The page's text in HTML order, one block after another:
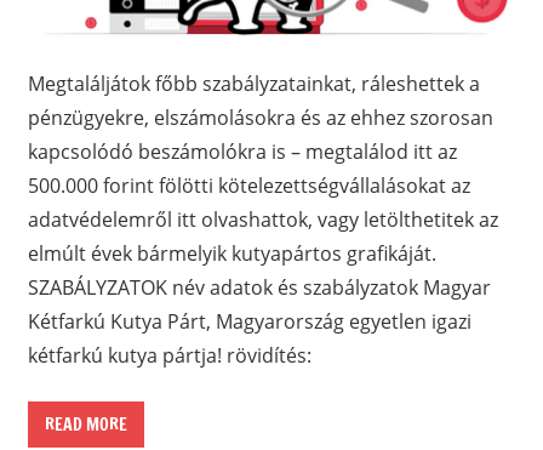
Megtaláljátok főbb szabályzatainkat, ráleshettek a
pénzügyekre, elszámolásokra és az ehhez szorosan
kapcsolódó beszámolókra is – megtalálod itt az
500.000 forint fölötti kötelezettségvállalásokat az
adatvédelemről itt olvashattok, vagy letölthetitek az
elmúlt évek bármelyik kutyapártos grafikáját.
SZABÁLYZATOK név adatok és szabályzatok Magyar
Kétfarkú Kutya Párt, Magyarország egyetlen igazi
kétfarkú kutya pártja! rövidítés:
READ MORE